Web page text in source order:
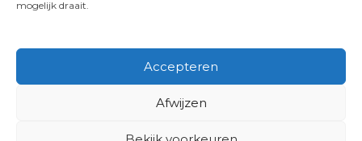
mogelijk draait.
Accepteren
Afwijzen
VOLG ONS OP: